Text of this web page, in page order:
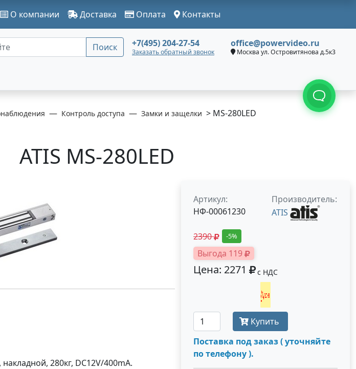
О компании Доставка Оплата Контакты
Поиск +7(495) 204-27-54
Заказать обратный звонок
office@powervideo.ru
Москва ул. Островитянова д.5к3
Контроль доступа Замки и защелки > MS-280LED
ATIS MS-280LED
280кг, DC12V/400mA.
Артикул:
НФ-00061230
Производитель:
ATIS
2390 -5%
Выгода 119
Цена: 2271 с НДС
Получить оптовую цену
Купить
Поставка под заказ ( уточняйте
по телефону ).